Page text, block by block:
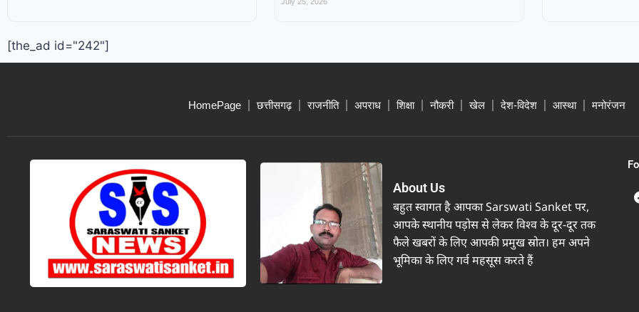
[the_ad id="242"]
HomePage छत्तीसगढ़ राजनीति अपराध शिक्षा नौकरी खेल देश-विदेश आस्था मनोरंजन
About Us
बहुत स्वागत है आपका Sarswati Sanket पर,
आपके स्थानीय पड़ोस से लेकर विश्व के दूर-दूर तक
फैले खबरों के लिए आपकी प्रमुख स्रोत। हम अपने
भूमिका के लिए गर्व महसूस करते हैं